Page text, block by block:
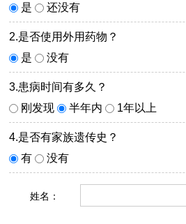
是
还没有
2.是否使用外用药物？
是
没有
3.患病时间有多久？
刚发现
半年内 1年以上
4.是否有家族遗传史？
有
没有
姓名：